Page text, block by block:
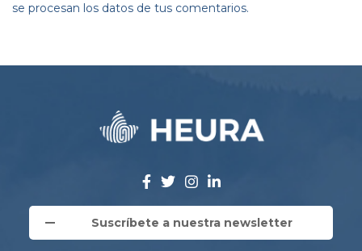
se procesan los datos de tus comentarios.
Suscríbete a nuestra newsletter